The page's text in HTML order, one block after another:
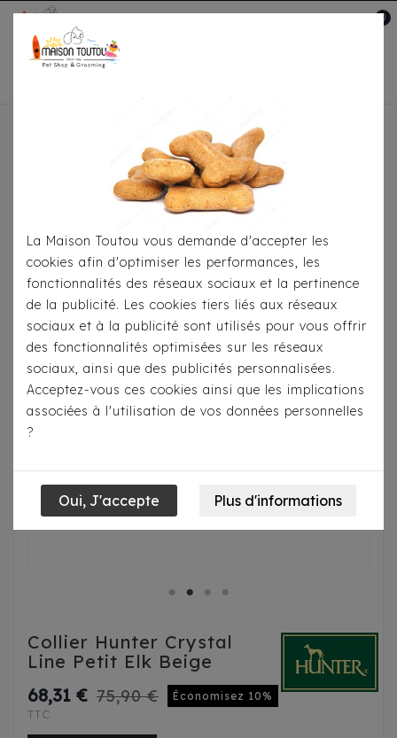
0
Pour Les Balades Colliers
Hunter Crystal Line Petit Elk Beige
Collier Hunter Crystal
Line Petit Elk Beige
68,31 € 75,90 € Économisez 10%
TTC
La Maison Toutou vous demande d'accepter les
cookies afin d'optimiser les performances, les
fonctionnalités des réseaux sociaux et la pertinence
de la publicité. Les cookies tiers liés aux réseaux
sociaux et à la publicité sont utilisés pour vous offrir
des fonctionnalités optimisées sur les réseaux
sociaux, ainsi que des publicités personnalisées.
Acceptez-vous ces cookies ainsi que les implications
associées à l'utilisation de vos données personnelles
?